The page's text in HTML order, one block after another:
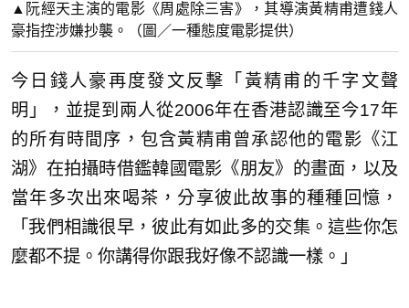
▲阮經天主演的電影《周處除三害》，其導演黃精甫遭錢人
豪指控涉嫌抄襲。（圖／一種態度電影提供）
今日錢人豪再度發文反擊「黃精甫的千字文聲
明」，並提到兩人從2006年在香港認識至今17年
的所有時間序，包含黃精甫曾承認他的電影《江
湖》在拍攝時借鑑韓國電影《朋友》的畫面，以及
當年多次出來喝茶，分享彼此故事的種種回憶，
「我們相識很早，彼此有如此多的交集。這些你怎
麼都不提。你講得你跟我好像不認識一樣。」